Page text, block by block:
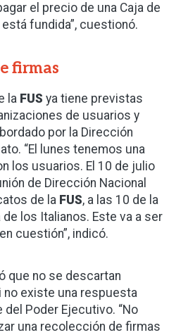
el precio de una Caja de
fundida”, cuestionó.
firmas
la FUS ya tiene previstas
de usuarios y
por la Dirección
“El lunes tenemos una
los usuarios. El 10 de julio
de Dirección Nacional
de la FUS, a las 10 de la
de los Italianos. Este va a ser
cuestión”, indicó.
que no se descartan
no existe una respuesta
Poder Ejecutivo. “No
una recolección de firmas